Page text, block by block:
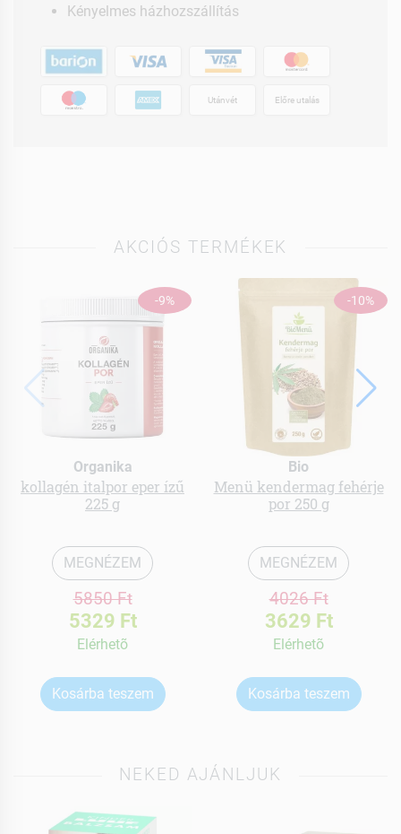
Kényelmes házhozszállítás
Utánvét Előre utalás
AKCIÓS TERMÉKEK
-9%
Organika
kollagén italpor eper ízű
225 g
MEGNÉZEM
5850 Ft
5329 Ft
Elérhetõ
Kosárba teszem
-10%
Bio
Menü kendermag fehérje
por 250 g
MEGNÉZEM
4026 Ft
3629 Ft
Elérhetõ
Kosárba teszem
NEKED AJÁNLJUK